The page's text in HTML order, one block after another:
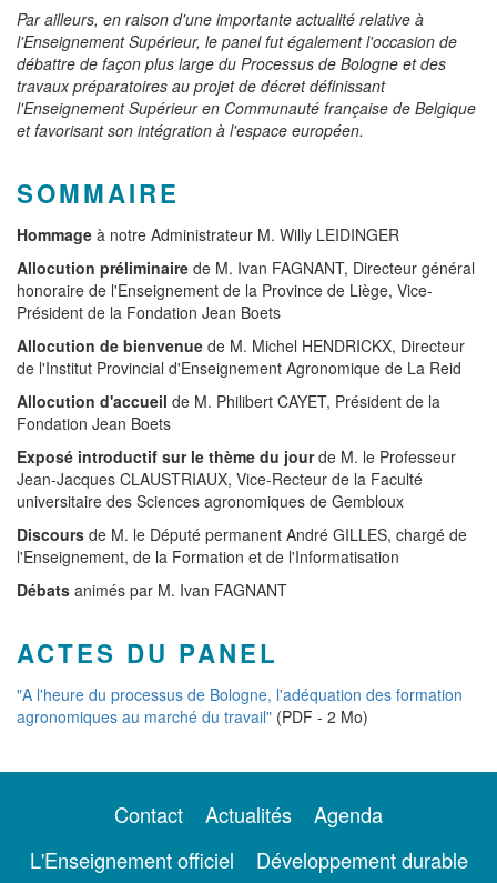
Par ailleurs, en raison d'une importante actualité relative à
l'Enseignement Supérieur, le panel fut également l'occasion de
débattre de façon plus large du Processus de Bologne et des
travaux préparatoires au projet de décret définissant
l'Enseignement Supérieur en Communauté française de Belgique
et favorisant son intégration à l'espace européen.
SOMMAIRE
Hommage à notre Administrateur M. Willy LEIDINGER
Allocution préliminaire de M. Ivan FAGNANT, Directeur général
honoraire de l'Enseignement de la Province de Liège, Vice-
Président de la Fondation Jean Boets
Allocution de bienvenue de M. Michel HENDRICKX, Directeur
de l'Institut Provincial d'Enseignement Agronomique de La Reid
Allocution d'accueil de M. Philibert CAYET, Président de la
Fondation Jean Boets
Exposé introductif sur le thème du jourde M. le Professeur
Jean-Jacques CLAUSTRIAUX, Vice-Recteur de la Faculté
universitaire des Sciences agronomiques de Gembloux
Discours de M. le Député permanent André GILLES, chargé de
l'Enseignement, de la Formation et de l'Informatisation
Débats animés par M. Ivan FAGNANT
ACTES DU PANEL
"A l'heure du processus de Bologne, l'adéquation des formation
agronomiques au marché du travail" (PDF - 2 Mo)
Contact Actualités
Agenda
L'Enseignement officiel
Développement durable